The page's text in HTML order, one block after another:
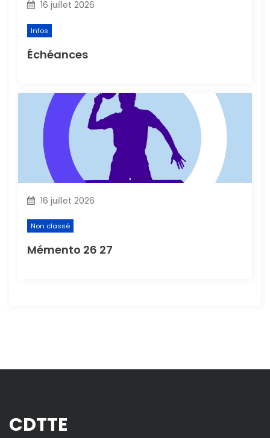
e
16 juillet 2026
Infos
Échéances
16 juillet 2026
Non classé
Mémento 26 27
CDTTE